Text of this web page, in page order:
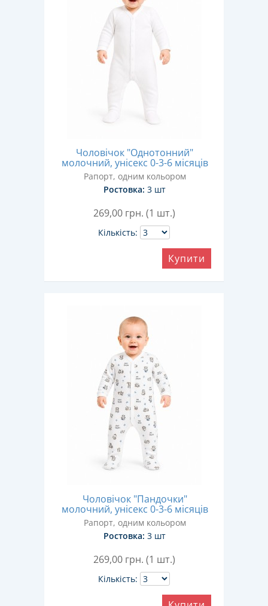
Чоловічок "Однотонний"
молочний, унісекс 0-3-6 місяців
Рапорт, одним кольором
Ростовка: 3 шт
269,00 грн. (1 шт.)
Кількість:
Купити
Чоловічок "Пандочки"
молочний, унісекс 0-3-6 місяців
Рапорт, одним кольором
Ростовка: 3 шт
269,00 грн. (1 шт.)
Кількість: